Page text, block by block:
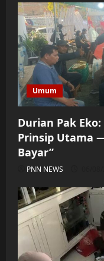
Umum
Durian Pak
Prinsip Utama
Bayar”
PNN NEWS